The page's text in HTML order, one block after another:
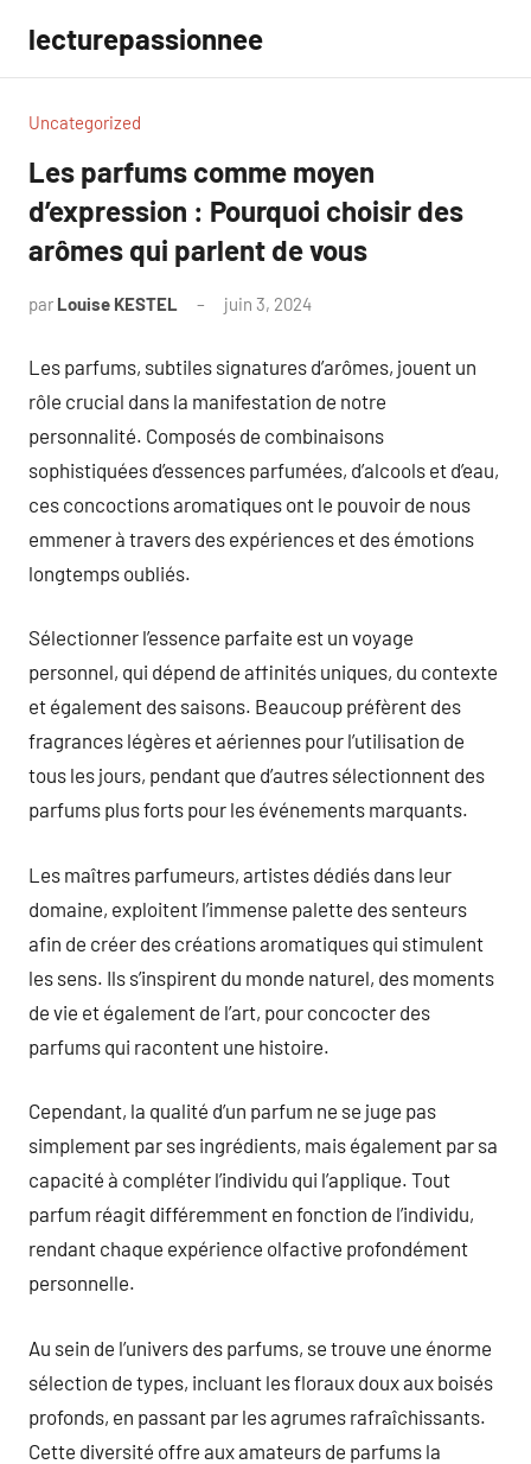
contenu
lecturepassionnee
Uncategorized
Les parfums comme moyen
d’expression : Pourquoi choisir des
arômes qui parlent de vous
par Louise KESTEL juin 3, 2024
Les parfums, subtiles signatures d’arômes, jouent un
rôle crucial dans la manifestation de notre
personnalité. Composés de combinaisons
sophistiquées d’essences parfumées, d’alcools et d’eau,
ces concoctions aromatiques ont le pouvoir de nous
emmener à travers des expériences et des émotions
longtemps oubliés.
Sélectionner l’essence parfaite est un voyage
personnel, qui dépend de affinités uniques, du contexte
et également des saisons. Beaucoup préfèrent des
fragrances légères et aériennes pour l’utilisation de
tous les jours, pendant que d’autres sélectionnent des
parfums plus forts pour les événements marquants.
Les maîtres parfumeurs, artistes dédiés dans leur
domaine, exploitent l’immense palette des senteurs
afin de créer des créations aromatiques qui stimulent
les sens. Ils s’inspirent du monde naturel, des moments
de vie et également de l’art, pour concocter des
parfums qui racontent une histoire.
Cependant, la qualité d’un parfum ne se juge pas
simplement par ses ingrédients, mais également par sa
capacité à compléter l’individu qui l’applique. Tout
parfum réagit différemment en fonction de l’individu,
rendant chaque expérience olfactive profondément
personnelle.
Au sein de l’univers des parfums, se trouve une énorme
sélection de types, incluant les floraux doux aux boisés
profonds, en passant par les agrumes rafraîchissants.
Cette diversité offre aux amateurs de parfums la